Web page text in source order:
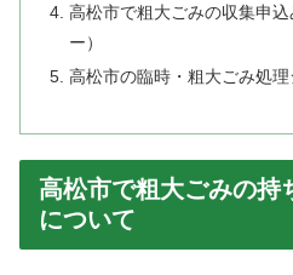
高松市で粗大ごみの収集申
ー）
高松市の臨時・粗大ごみ処
高松市で粗大ごみの持
について